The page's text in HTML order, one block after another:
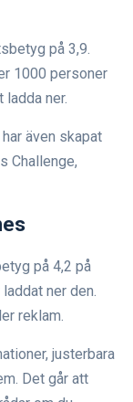
på 3,9.
1000 personer
ner.
även skapat
Challenge,
på 4,2 på
ner den.
reklam.
justerbara
Det går att